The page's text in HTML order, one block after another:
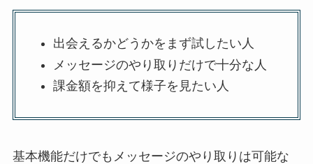
出会えるかどうかをまず試したい人
メッセージのやり取りだけで十分な人
課金額を抑えて様子を見たい人
基本機能だけでもメッセージのやり取りは可能な